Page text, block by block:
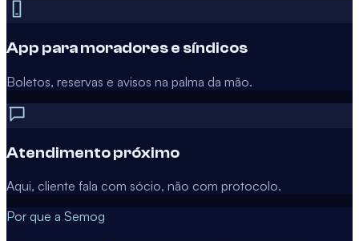
App para moradores e síndicos
Boletos, reservas e avisos na palma da mão.
Atendimento próximo
Aqui, cliente fala com sócio, não com protocolo.
Por que a Semog